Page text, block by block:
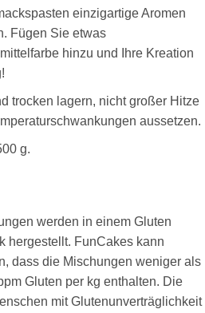
einzigartige Aromen
Fügen Sie etwas
hinzu und Ihre Kreation
trocken lagern, nicht großer Hitze
aussetzen.
g.
werden in einem Gluten
hergestellt. FunCakes kann
dass die Mischungen weniger als
Gluten per kg enthalten. Die
mit Glutenunverträglichkeit